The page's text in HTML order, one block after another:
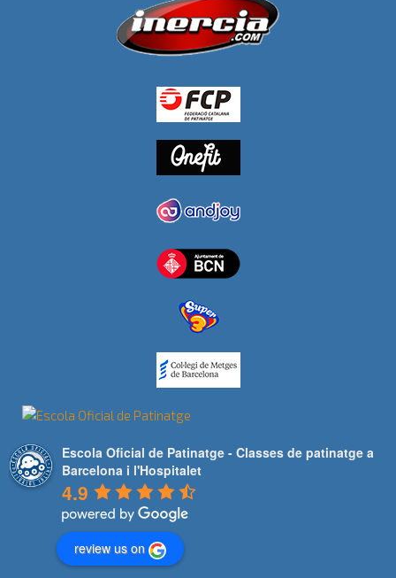
Escola Oficial de Patinatge - Classes de patinatge a
Barcelona i l'Hospitalet
4.9
review us on